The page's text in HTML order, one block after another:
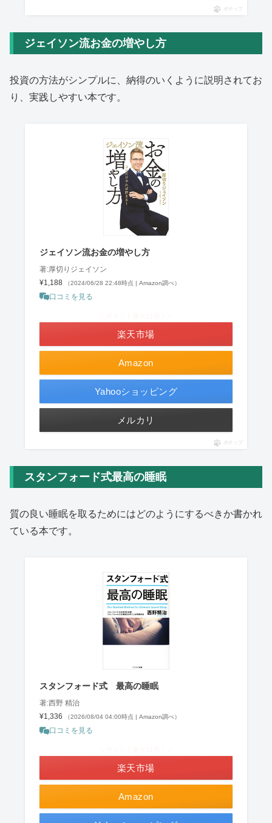
ポチップ
ジェイソン流お金の増やし方
投資の方法がシンプルに、納得のいくように説明されてお
り、実践しやすい本です。
ジェイソン流お金の増やし方
著:厚切りジェイソン
¥1,188
（2024/06/28 22:48時点 | Amazon調べ）
口コミを見る
Amazon
楽天市場
Yahooショッピング
メルカリ
ポチップ
スタンフォード式最高の睡眠
質の良い睡眠を取るためにはどのようにするべきか書かれ
ている本です。
スタンフォード式 最高の睡眠
著:西野 精治
¥1,336
（2026/08/04 04:00時点 | Amazon調べ）
口コミを見る
Amazon
楽天市場